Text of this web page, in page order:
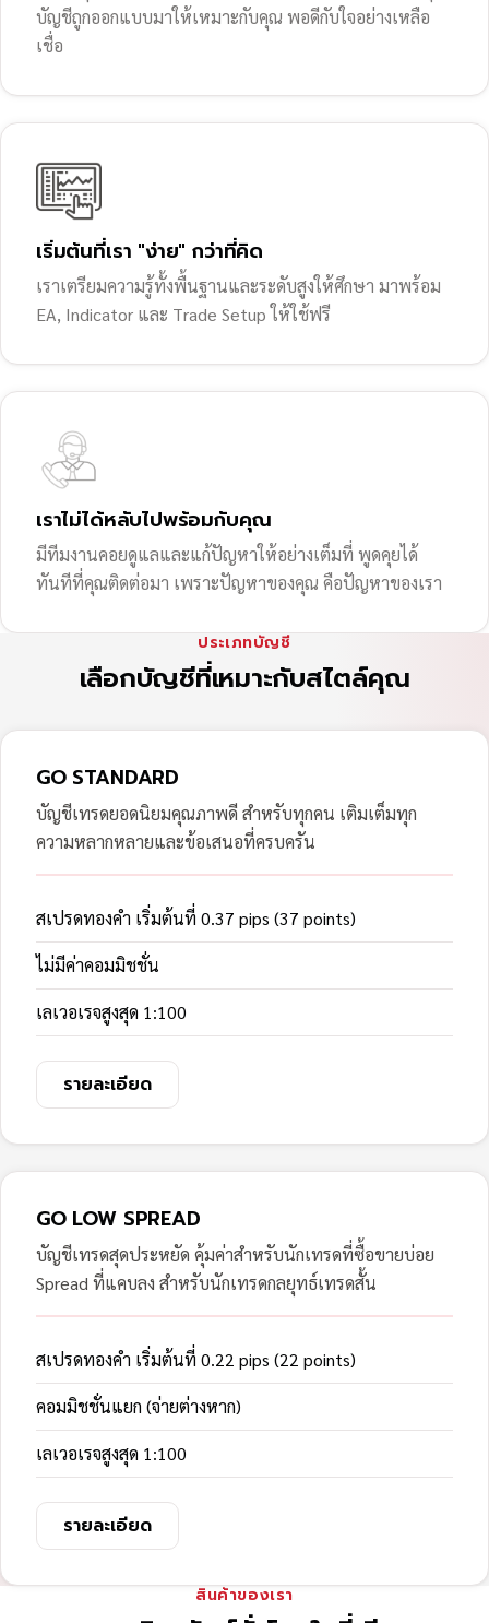
บัญชีถูกออกแบบมาให้เหมาะกับคุณ พอดีกับใจอย่างเหลือ
เชื่อ
เริ่มต้นที่เรา "ง่าย" กว่าที่คิด
เราเตรียมความรู้ทั้งพื้นฐานและระดับสูงให้ศึกษา มาพร้อม
EA, Indicator และ Trade Setup ให้ใช้ฟรี
เราไม่ได้หลับไปพร้อมกับคุณ
มีทีมงานคอยดูแลและแก้ปัญหาให้อย่างเต็มที่ พูดคุยได้
ทันทีที่คุณติดต่อมา เพราะปัญหาของคุณ คือปัญหาของเรา
ประเภทบัญชี
เลือกบัญชีที่เหมาะกับสไตล์คุณ
GO STANDARD
บัญชีเทรดยอดนิยมคุณภาพดี สำหรับทุกคน เติมเต็มทุก
ความหลากหลายและข้อเสนอที่ครบครัน
สเปรดทองคำ เริ่มต้นที่ 0.37 pips (37 points)
ไม่มีค่าคอมมิชชั่น
เลเวอเรจสูงสุด 1:100
รายละเอียด
GO LOW SPREAD
บัญชีเทรดสุดประหยัด คุ้มค่าสำหรับนักเทรดที่ซื้อขายบ่อย
Spread ที่แคบลง สำหรับนักเทรดกลยุทธ์เทรดสั้น
สเปรดทองคำ เริ่มต้นที่ 0.22 pips (22 points)
คอมมิชชั่นแยก (จ่ายต่างหาก)
เลเวอเรจสูงสุด 1:100
รายละเอียด
สินค้าของเรา